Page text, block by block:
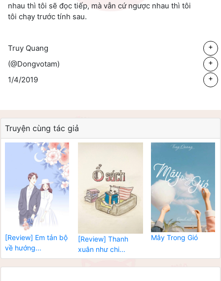
nhau thì tôi sẽ đọc tiếp, mà vẫn cứ ngược nhau thì tôi
tôi chạy trước tính sau.
Truy Quang
+
(@Dongvotam)
+
1/4/2019
+
Truyện cùng tác giả
[Review] Em tản bộ
về hướng...
[Review] Thanh
xuân như chi...
Mây Trong Gió